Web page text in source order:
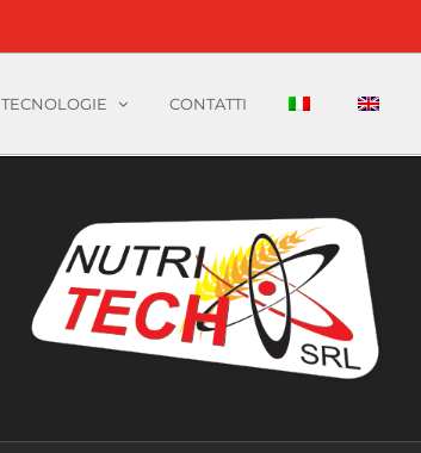
TECNOLOGIE CONTATTI